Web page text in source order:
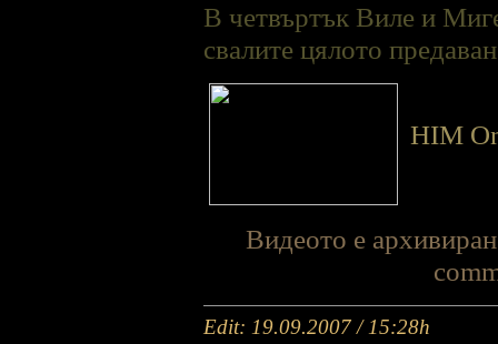
В четвъртък Виле и
свалите цялото
HIM
Видеото е
Edit: 19.09.2007 / 15:28h